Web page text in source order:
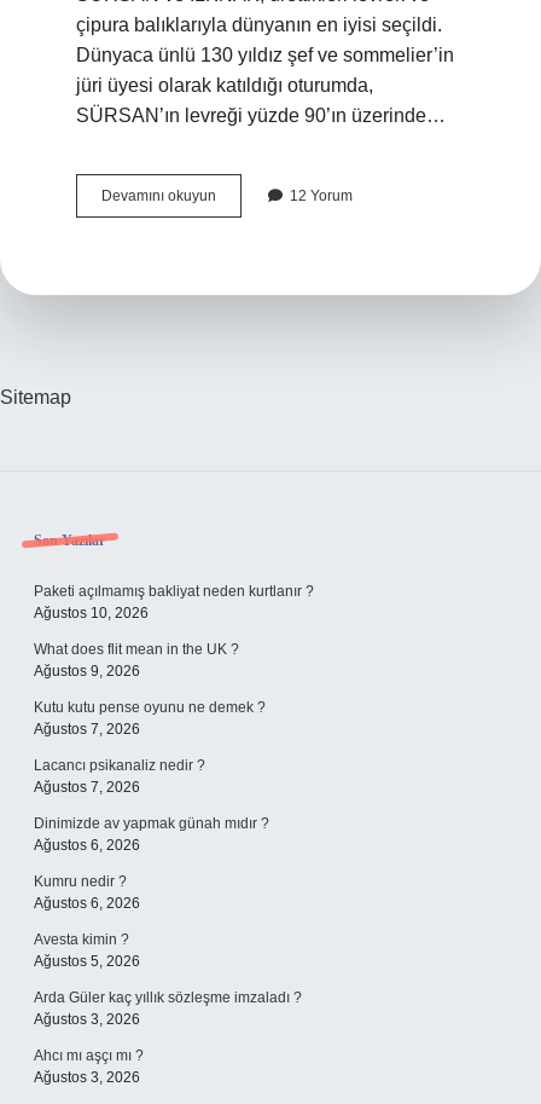
çipura balıklarıyla dünyanın en iyisi seçildi.
Dünyaca ünlü 130 yıldız şef ve sommelier’in
jüri üyesi olarak katıldığı oturumda,
SÜRSAN’ın levreği yüzde 90’ın üzerinde…
Devamını okuyun Dünyanın
En
12 Yorum
Sitemap
Sidebar
Son Yazılar
Paketi açılmamış bakliyat neden kurtlanır ?
Ağustos 10, 2026
What does flit mean in the UK ?
Ağustos 9, 2026
Kutu kutu pense oyunu ne demek ?
Ağustos 7, 2026
Lacancı psikanaliz nedir ?
Ağustos 7, 2026
Dinimizde av yapmak günah mıdır ?
Ağustos 6, 2026
Kumru nedir ?
Ağustos 6, 2026
Avesta kimin ?
Ağustos 5, 2026
Arda Güler kaç yıllık sözleşme imzaladı ?
Ağustos 3, 2026
Ahcı mı aşçı mı ?
Ağustos 3, 2026